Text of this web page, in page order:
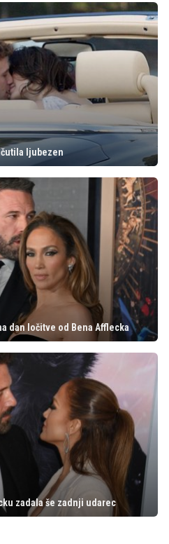
ljubezen
dan ločitve od Bena Afflecka
zadala še zadnji udarec